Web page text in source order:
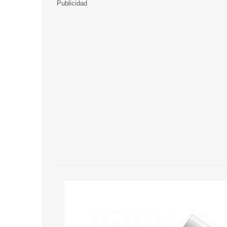
Publicidad